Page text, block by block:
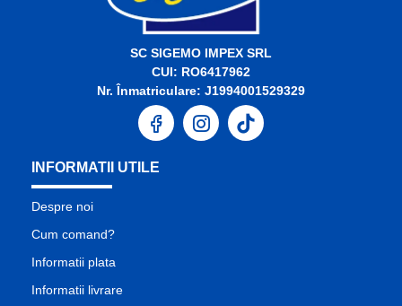
SC SIGEMO IMPEX SRL
CUI: RO6417962
Nr. Înmatriculare: J1994001529329
INFORMATII UTILE
Despre noi
Cum comand?
Informatii plata
Informatii livrare